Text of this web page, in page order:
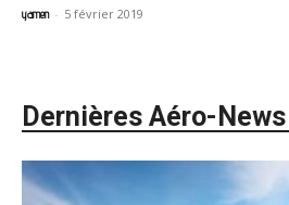
yamen - 5 février 2019
Dernières Aéro-News